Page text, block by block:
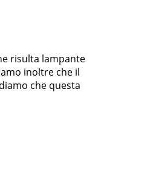
risulta lampante
inoltre che il
che questa